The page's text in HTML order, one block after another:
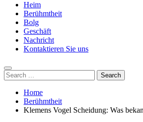
Heim
Berühmtheit
Bolg
Geschäft
Nachricht
Kontaktieren Sie uns
Search
for:
Home
Berühmtheit
Klemens Vogel Scheidung: Was